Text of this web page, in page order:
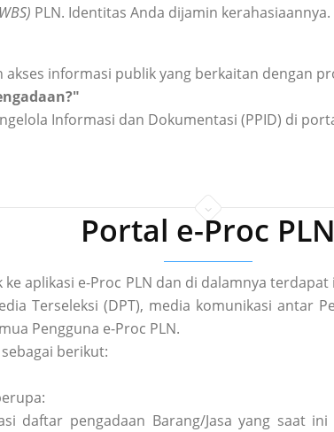
PLN. Identitas Anda dijamin kerahasiaannya.
informasi publik yang berkaitan dengan
Informasi dan Dokumentasi (PPID) di
Portal e-Proc PLN
aplikasi e-Proc PLN dan di dalamnya
Terseleksi (DPT), media komunikasi antar
Pengguna e-Proc PLN.
berikut:
daftar pengadaan Barang/Jasa yang saat